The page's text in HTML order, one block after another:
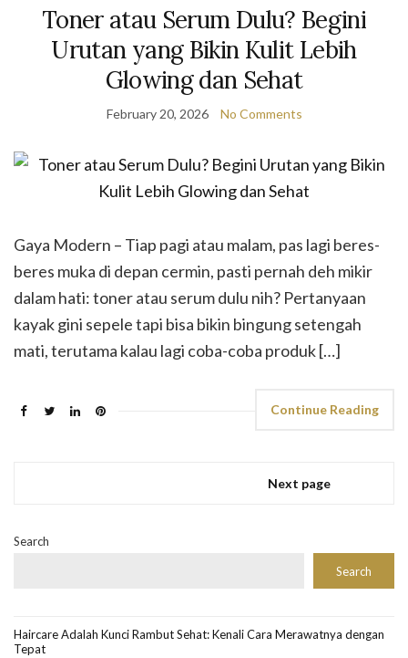
Toner atau Serum Dulu? Begini
Urutan yang Bikin Kulit Lebih
Glowing dan Sehat
February 20, 2026 No Comments
Gaya Modern – Tiap pagi atau malam, pas lagi beres-
beres muka di depan cermin, pasti pernah deh mikir
dalam hati: toner atau serum dulu nih? Pertanyaan
kayak gini sepele tapi bisa bikin bingung setengah
mati, terutama kalau lagi coba-coba produk […]
Continue Reading
Next page
Search
Search
Haircare Adalah Kunci Rambut Sehat: Kenali Cara Merawatnya dengan
Tepat